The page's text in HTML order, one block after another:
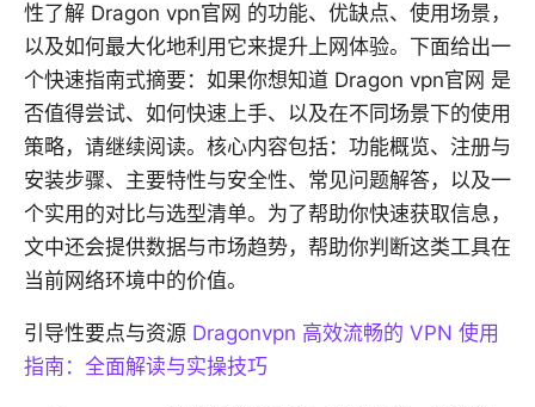
性了解 Dragon vpn官网 的功能、优缺点、使用场景，
以及如何最大化地利用它来提升上网体验。下面给出一
个快速指南式摘要：如果你想知道 Dragon vpn官网 是
否值得尝试、如何快速上手、以及在不同场景下的使用
策略，请继续阅读。核心内容包括：功能概览、注册与
安装步骤、主要特性与安全性、常见问题解答，以及一
个实用的对比与选型清单。为了帮助你快速获取信息，
文中还会提供数据与市场趋势，帮助你判断这类工具在
当前网络环境中的价值。
引导性要点与资源 Dragonvpn 高效流畅的 VPN 使用
指南：全面解读与实操技巧